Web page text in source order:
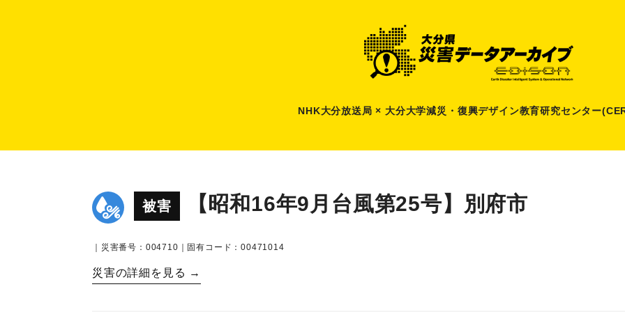
NHK大分放送局 × 大分大学減災 ・ 復興デザイン教育研究センター
被害 【昭和16年9月台風第25号】別府市
｜災害番号：004710｜固有コード：00471014
災害の詳細を見る →